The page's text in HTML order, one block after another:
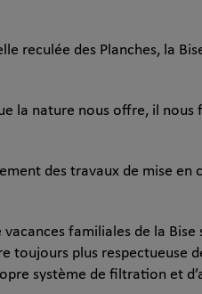
reculée des Planches, la
la nature nous offre, il nous
des travaux de mise
familiales de la
plus respectueuse
système de filtration et